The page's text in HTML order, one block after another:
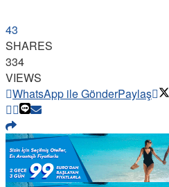
43
SHARES
334
VIEWS
WhatsApp ile GönderPaylaş